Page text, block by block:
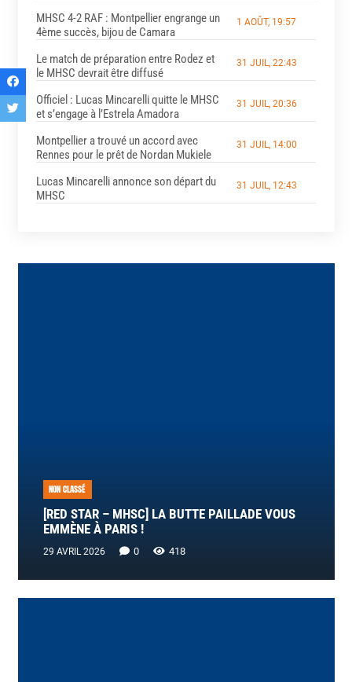
MHSC 4-2 RAF : Montpellier engrange un
4ème succès, bijou de Camara
1 AOÛT, 19:57
Le match de préparation entre Rodez et
le MHSC devrait être diffusé
31 JUIL, 22:43
Officiel : Lucas Mincarelli quitte le MHSC
et s’engage à l’Estrela Amadora
31 JUIL, 20:36
Montpellier a trouvé un accord avec
Rennes pour le prêt de Nordan Mukiele
31 JUIL, 14:00
Lucas Mincarelli annonce son départ du
MHSC
31 JUIL, 12:43
NON CLASSÉ
[RED STAR – MHSC] LA BUTTE PAILLADE VOUS
EMMÈNE À PARIS !
29 AVRIL 2026 0 418